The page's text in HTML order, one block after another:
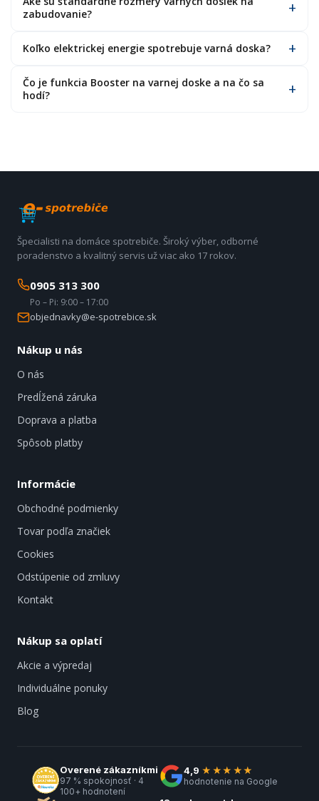
zabudovanie?
Koľko elektrickej energie spotrebuje varná doska?
Čo je funkcia Booster na varnej doske a na čo sa
hodí?
Špecialisti na domáce spotrebiče. Široký výber, odborné
poradenstvo a kvalitný servis už viac ako 17 rokov.
0905 313 300
Po – Pi: 9:00 – 17:00
objednavky@e-spotrebice.sk
Nákup u nás
O nás
Predĺžená záruka
Doprava a platba
Spôsob platby
Informácie
Obchodné podmienky
Tovar podľa značiek
Cookies
Odstúpenie od zmluvy
Kontakt
Nákup sa oplatí
Akcie a výpredaj
Individuálne ponuky
Blog
Overené zákazníkmi
97 % spokojnosť · 4
100+ hodnotení
4,9 ★★★★★
hodnotenie na Google